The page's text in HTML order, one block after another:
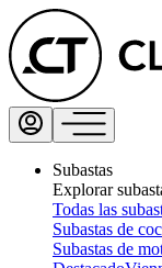
Subastas
Explorar
Todas las
Subastas de
Subastas de